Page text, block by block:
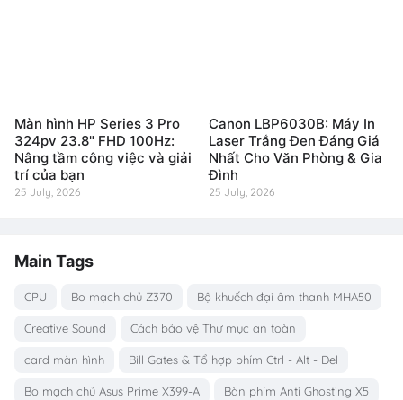
Màn hình HP Series 3 Pro
324pv 23.8" FHD 100Hz:
Nâng tầm công việc và giải
trí của bạn
25 July, 2026
Canon LBP6030B: Máy In
Laser Trắng Đen Đáng Giá
Nhất Cho Văn Phòng & Gia
Đình
25 July, 2026
Main Tags
CPU Bo mạch chủ Z370 Bộ khuếch đại âm thanh MHA50
Creative Sound Cách bảo vệ Thư mục an toàn
card màn hình Bill Gates & Tổ hợp phím Ctrl - Alt - Del
Bo mạch chủ Asus Prime X399-A Bàn phím Anti Ghosting X5